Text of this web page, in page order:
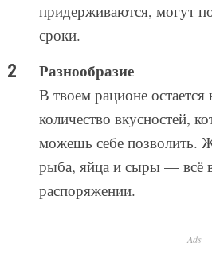
придерживаются, могут
сроки.
Разнообразие
В твоем рационе остается
количество вкусностей,
можешь себе позволить.
рыба, яйца и сыры — всё
распоряжении.
Ads